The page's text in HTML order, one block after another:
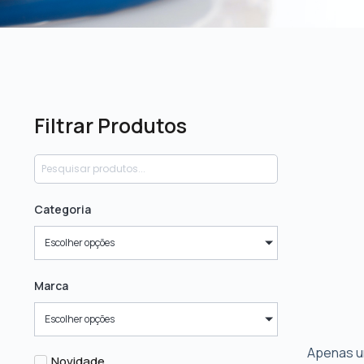
Filtrar Produtos
Categoria
Escolher opções
Marca
Escolher opções
Apenas